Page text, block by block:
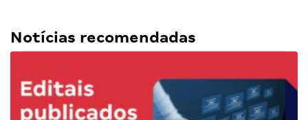
Notícias recomendadas